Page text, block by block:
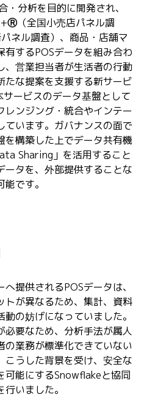
・分析を目的に開発され、
Ⓡ（全国小売店パネル調
ネル調査）、商品・店舗マ
有するPOSデータを組み合わ
、営業担当者が生活者の行動
たな提案を支援する新サービ
ービスのデータ基盤として
レンジング・統合やインテー
ています。ガバナンスの面で
を構築した上でデータ共有機
Sharing」を活用すること
ータを、外部提供することな
です。
提供されるPOSデータは、
トが異なるため、集計、資料
の妨げになっていました。
必要なため、分析手法が属人
の業務が標準化できていない
こうした背景を受け、安全な
可能にするSnowflakeと協同
いました。